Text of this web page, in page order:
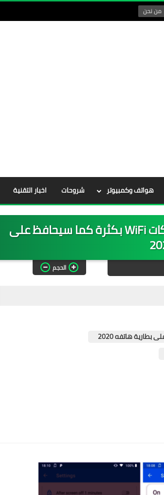
من نحن
هواتف وكمبيوتر شروحات اخبار التقنية
تحميل أفضل تطبيق سيفيد كل من يتصل بشبكات WiFi بكثرة كما سيحافظ على
الحجم